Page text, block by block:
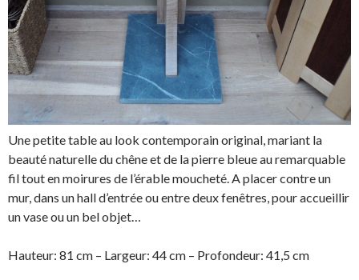
Une petite table au look contemporain original, mariant la
beauté naturelle du chêne et de la pierre bleue au remarquable
fil tout en moirures de l’érable moucheté. A placer contre un
mur, dans un hall d’entrée ou entre deux fenêtres, pour accueillir
un vase ou un bel objet…
Hauteur: 81 cm – Largeur: 44 cm – Profondeur: 41,5 cm